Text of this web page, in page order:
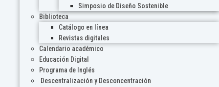
Simposio de Diseño Sostenible
Biblioteca
Catálogo en línea
Revistas digitales
Calendario académico
Educación Digital
Programa de Inglés
Descentralización y Desconcentración